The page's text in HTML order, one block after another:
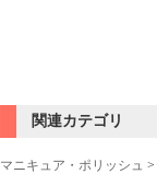
関連カテゴリ
マニキュア・ポリッシュ >